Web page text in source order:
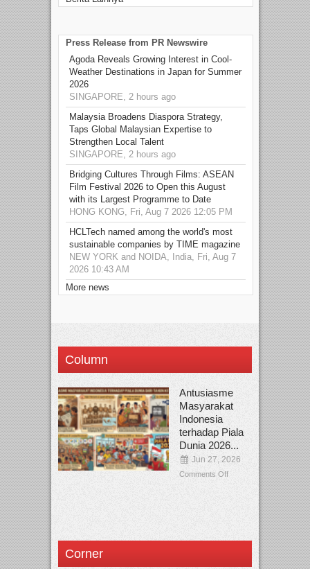
Press Release from PR Newswire
Agoda Reveals Growing Interest in Cool-
Weather Destinations in Japan for Summer
2026
SINGAPORE, 2 hours ago
Malaysia Broadens Diaspora Strategy,
Taps Global Malaysian Expertise to
Strengthen Local Talent
SINGAPORE, 2 hours ago
Bridging Cultures Through Films: ASEAN
Film Festival 2026 to Open this August
with its Largest Programme to Date
HONG KONG, Fri, Aug 7 2026 12:05 PM
HCLTech named among the world's most
sustainable companies by TIME magazine
NEW YORK and NOIDA, India, Fri, Aug 7
2026 10:43 AM
More news
Column
Antusiasme
Masyarakat
Indonesia
terhadap Piala
Dunia 2026...
Jun 27, 2026
Comments Off
Corner